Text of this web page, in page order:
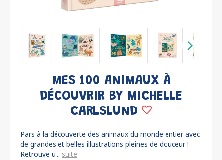
MES 100 ANIMAUX À
DÉCOUVRIR BY MICHELLE
CARLSLUND
Pars à la découverte des animaux du monde entier avec
de grandes et belles illustrations pleines de douceur !
Retrouve u... suite